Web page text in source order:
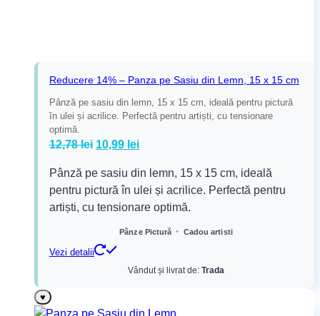
Reducere 14% – Panza pe Sasiu din Lemn, 15 x 15 cm
Pânză pe sasiu din lemn, 15 x 15 cm, ideală pentru pictură
în ulei și acrilice. Perfectă pentru artiști, cu tensionare
optimă.
12,78lei Prețul
a
fost:
12,78 lei.
10,99 leiPrețul
este:
10,99 lei.
Pânză pe sasiu din lemn, 15 x 15 cm, ideală
pentru pictură în ulei și acrilice. Perfectă pentru
artiști, cu tensionare optimă.
Pânze Pictură • Cadou artisti
Vezi detalii
Vândut și livrat de: Trada
♥